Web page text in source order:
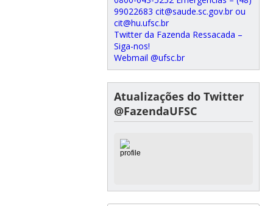
99022683 cit@saude.sc.gov.br ou
cit@hu.ufsc.br
Twitter da Fazenda Ressacada –
Siga-nos!
Webmail @ufsc.br
Atualizações do Twitter
@FazendaUFSC